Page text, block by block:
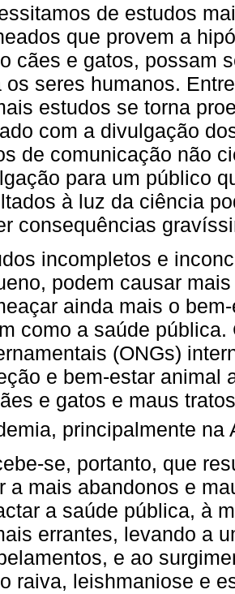
de estudos
que provem a
cães e gatos, possam
os seres humanos.
estudos se torna
com a divulgação
de comunicação não
para um público
à luz da ciência
consequências
incompletos e
podem causar
ainda mais o
como a saúde
(ONGs)
e bem-estar animal
e gatos e maus
principalmente na
se, portanto, que
a mais abandonos e
a saúde pública, à
errantes, levando a
e ao
raiva, leishmaniose e